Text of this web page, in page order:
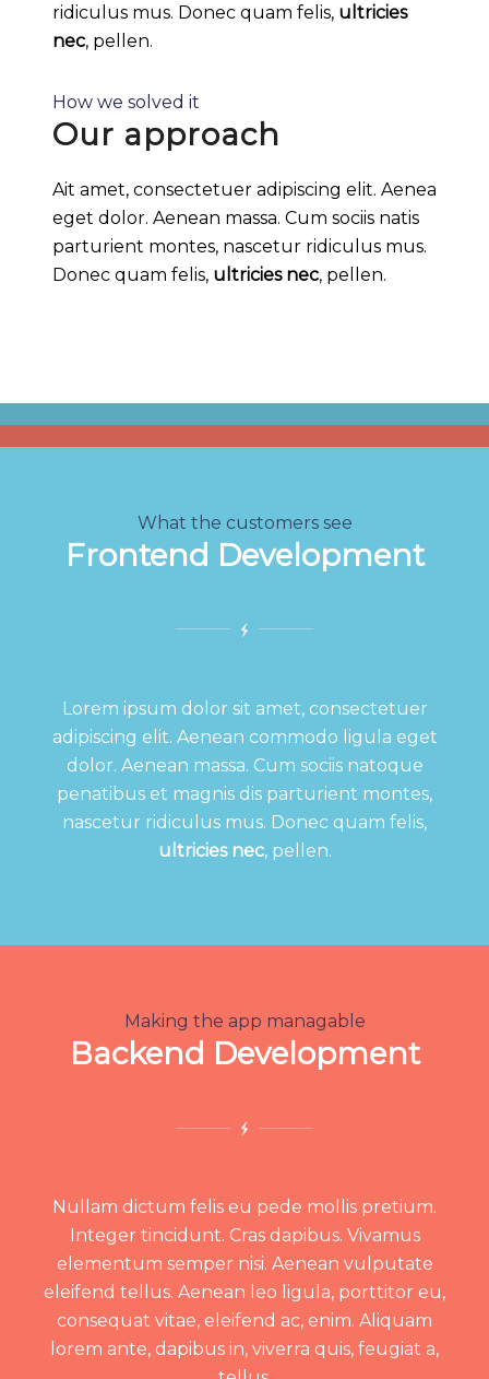
ridiculus mus. Donec quam felis, ultricies
nec, pellen.
How we solved it
Our approach
Ait amet, consectetuer adipiscing elit. Aenea
eget dolor. Aenean massa. Cum sociis natis
parturient montes, nascetur ridiculus mus.
Donec quam felis, ultricies nec, pellen.
What the customers see
Frontend Development
Lorem ipsum dolor sit amet, consectetuer
adipiscing elit. Aenean commodo ligula eget
dolor. Aenean massa. Cum sociis natoque
penatibus et magnis dis parturient montes,
nascetur ridiculus mus. Donec quam felis,
ultricies nec, pellen.
Making the app managable
Backend Development
Nullam dictum felis eu pede mollis pretium.
Integer tincidunt. Cras dapibus. Vivamus
elementum semper nisi. Aenean vulputate
eleifend tellus. Aenean leo ligula, porttitor eu,
consequat vitae, eleifend ac, enim. Aliquam
lorem ante, dapibus in, viverra quis, feugiat a,